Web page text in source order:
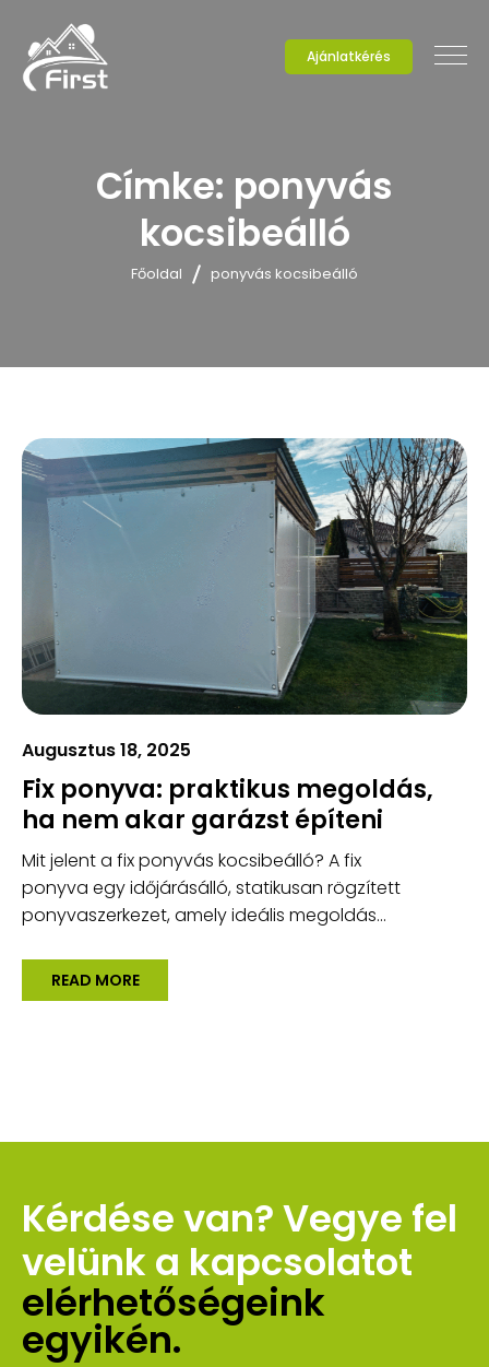
Ajánlatkérés
Címke: ponyvás
kocsibeálló
Főoldal ponyvás kocsibeálló
Augusztus 18, 2025
Fix ponyva: praktikus megoldás,
ha nem akar garázst építeni
Mit jelent a fix ponyvás kocsibeálló? A fix
ponyva egy időjárásálló, statikusan rögzített
ponyvaszerkezet, amely ideális megoldás...
READ MORE
Kérdése van? Vegye fel
velünk a kapcsolatot
elérhetőségeink
egyikén.